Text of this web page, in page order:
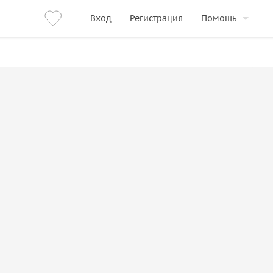
Вход Регистрация Помощь